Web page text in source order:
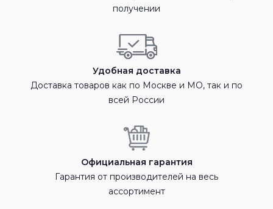
получении
Удобная доставка
Доставка товаров как по Москве и МО, так и по
всей России
Официальная гарантия
Гарантия от производителей на весь
ассортимент